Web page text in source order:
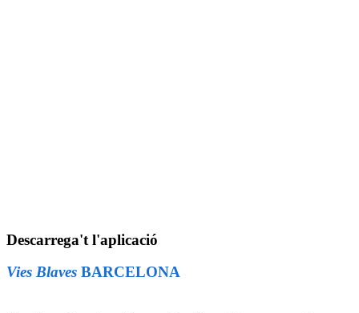
Descarrega't l'aplicació
Vies Blaves BARCELONA